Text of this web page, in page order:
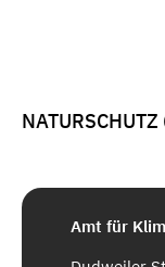
Amt für